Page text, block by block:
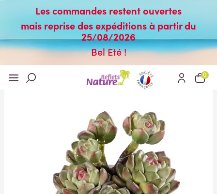
Les commandes restent ouvertes
mais reprise des expéditions à partir du
25/08/2026
Bel Eté !
0